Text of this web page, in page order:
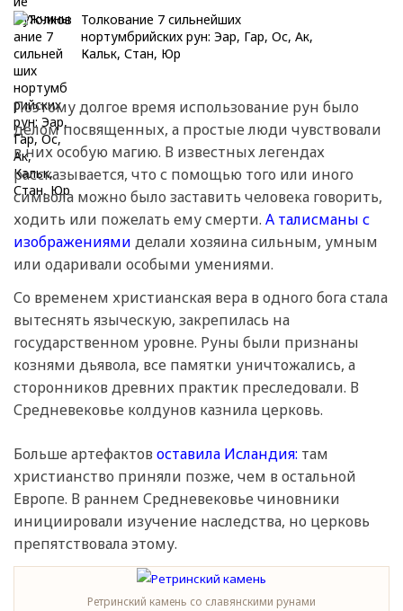
Толкование 7 сильнейших
нортумбрийских рун: Эар, Гар, Ос, Ак,
Кальк, Стан, Юр
Поэтому долгое время использование рун было
делом посвященных, а простые люди чувствовали
в них особую магию. В известных легендах
рассказывается, что с помощью того или иного
символа можно было заставить человека говорить,
ходить или пожелать ему смерти. А талисманы с
изображениями делали хозяина сильным, умным
или одаривали особыми умениями.
Со временем христианская вера в одного бога стала
вытеснять языческую, закрепилась на
государственном уровне. Руны были признаны
кознями дьявола, все памятки уничтожались, а
сторонников древних практик преследовали. В
Средневековье колдунов казнила церковь.
Больше артефактов оставила Исландия: там
христианство приняли позже, чем в остальной
Европе. В раннем Средневековье чиновники
инициировали изучение наследства, но церковь
препятствовала этому.
Ретринский камень со славянскими рунами